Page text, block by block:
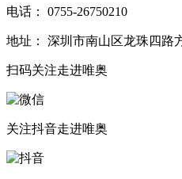
电话： 0755-26750210
地址： 深圳市南山区龙珠四路
扫码关注走进唯奥
关注抖音走进唯奥